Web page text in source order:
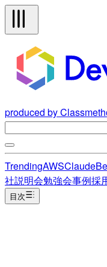
produced by
TrendingAWSClaude
社説明会勉強会事例採
目次